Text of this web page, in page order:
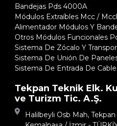
Bandejas Pds 4000A
Módulos Extraíbles Mcc /
Alimentador Módulos Y
Otros Módulos Funcionales
Sistema De Zócalo Y
Sistema De Unión De
Sistema De Entrada De
Tekpan Teknik Elk.
ve Turizm Tic. A.Ş.
Halilbeyli Osb Mah,